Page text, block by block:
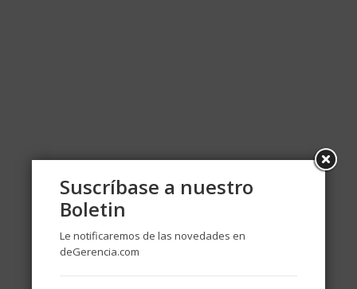
Suscríbase a nuestro
Boletin
Le notificaremos de las novedades en
deGerencia.com